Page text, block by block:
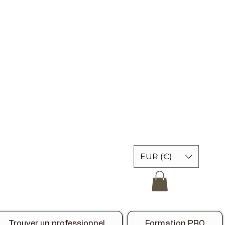
EUR (€)
Trouver un professionnel Formation PRO